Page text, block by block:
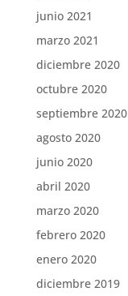
junio 2021
marzo 2021
diciembre 2020
octubre 2020
septiembre 2020
agosto 2020
junio 2020
abril 2020
marzo 2020
febrero 2020
enero 2020
diciembre 2019